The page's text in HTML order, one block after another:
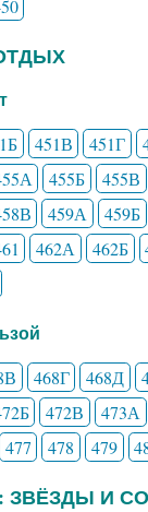
451В 451Г
455Б 455В
459А 459Б
462А 462Б
468Г 468Д
472В 473А
477 478 479
ЗВЁЗДЫ И